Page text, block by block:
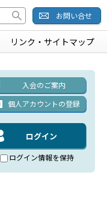
リンク・ サイトマップ
お問い合せ
入会のご案内
個人アカウントの登録
ログイン情報を保持